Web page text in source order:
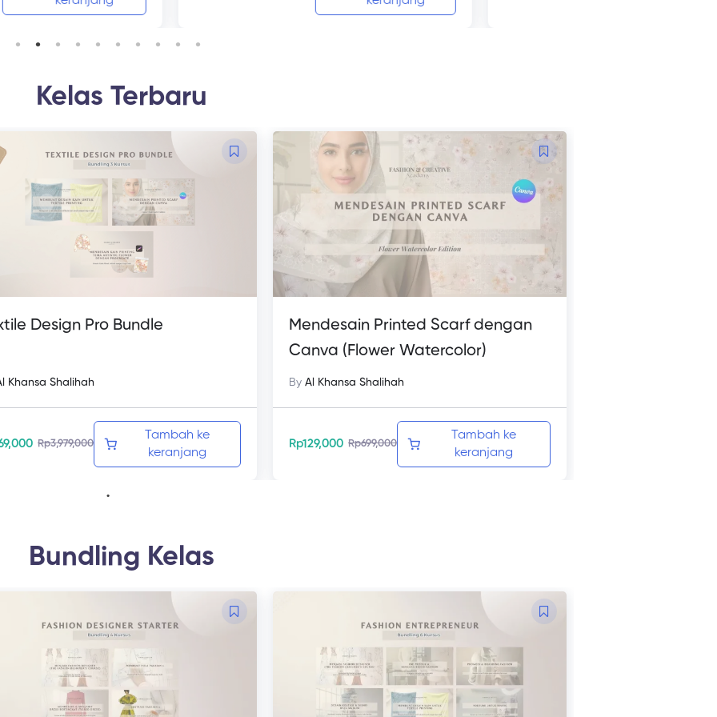
Kelas Terbaru
Design Pro Bundle
Khansa Shalihah
Rp3,979,000
Tambah ke
keranjang
Mendesain Printed Scarf dengan
Canva (Flower Watercolor)
By Al Khansa Shalihah
Rp129,000 Rp699,000
Tambah ke
keranjang
Bundling Kelas